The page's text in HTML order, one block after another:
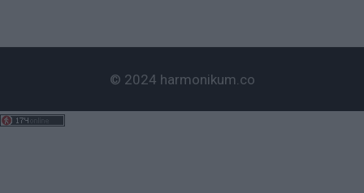
© 2024 harmonikum.co